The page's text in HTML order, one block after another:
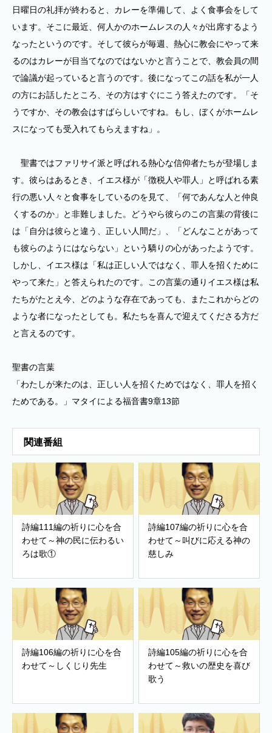
日曜日の礼拝が終わると、カレーを準備して、よく食事会をして
います。そこに最近、何人かのホームレスの人々が出席するよう
なったというのです。そして彼らが毎週、熱心に教会にやって来
るのはカレーが目当てなのではないかと言うことで、教会員の間
で論議が起っていると言うのです。後になってこの話を私が一人
の方にお話したところ、その方はすぐにこう答えたのです。「そ
うですか、その教会はすばらしいですね。もし、ぼくがホームレ
スになっても受入れてもらえますね」。
聖書ではファリサイ派と呼ばれる熱心な信仰者たちが登場しま
す。彼らはあるとき、イエス様が「徴税人や罪人」と呼ばれる素
行の悪い人々と食事をしているのを見て、「何であんな人と仲良
くするのか」と非難しました。どうやら彼らのこの言葉の背後に
は「自分は彼らと違う、正しい人間だ」、「どんなことがあって
も彼らのようにはならない」という驕りの心があったようです。
しかし、イエス様は「私は正しい人ではなく、罪人を招くために
やって来た」と答えられたのです。この言葉の通りイエス様は私
たちがたとえ今、どのような存在であっても、またこれからどの
ような者になったとしても。私たちを喜んで迎えてくださる方だ
と言えるのです。
聖書の言葉
「わたしが来たのは、正しい人を招くためではなく、罪人を招く
ためである。」マタイによる福音書9章13節
関連番組
詩編111編の祈りに心を合
わせて～神の民に伝わるい
ろは歌①
詩編107編の祈りに心を合
わせて～叫びに応える神の
慈しみ
詩編106編の祈りに心を合
わせて～しくじり先生
詩編105編の祈りに心を合
わせて～救いの歴史を喜び
歌う